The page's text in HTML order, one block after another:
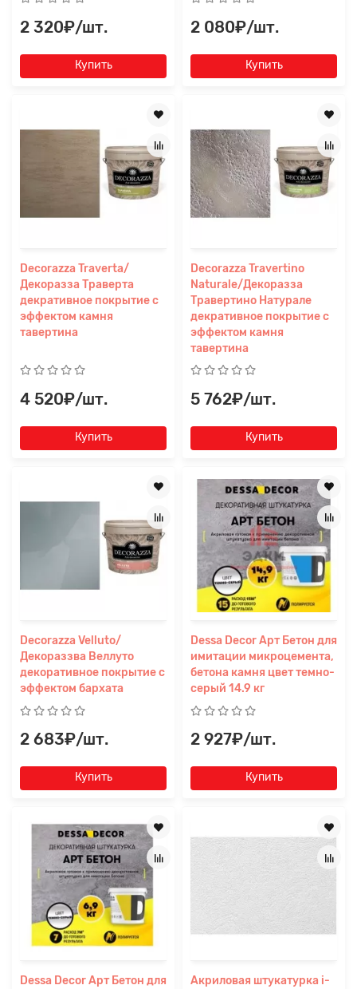
2 320₽/шт.
Купить
2 080₽/шт.
Купить
Decorazza Traverta/
Декоразза Траверта
декративное покрытие с
эффектом камня
тавертина
4 520₽/шт.
Купить
Decorazza Travertino
Naturale/Декоразза
Травертино Натурале
декративное покрытие с
эффектом камня
тавертина
5 762₽/шт.
Купить
Decorazza Velluto/
Декораззва Веллуто
декоративное покрытие с
эффектом бархата
2 683₽/шт.
Купить
Dessa Decor Арт Бетон для
имитации микроцемента,
бетона камня цвет темно-
серый 14.9 кг
2 927₽/шт.
Купить
Dessa Decor Арт Бетон для
Акриловая штукатурка i-